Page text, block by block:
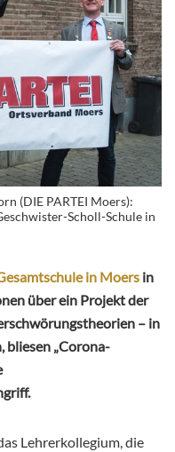
(DIE PARTEI Moers):
Scholl-Schule in
in Moers in
über ein Projekt der
– in
„Corona-
Lehrerkollegium, die